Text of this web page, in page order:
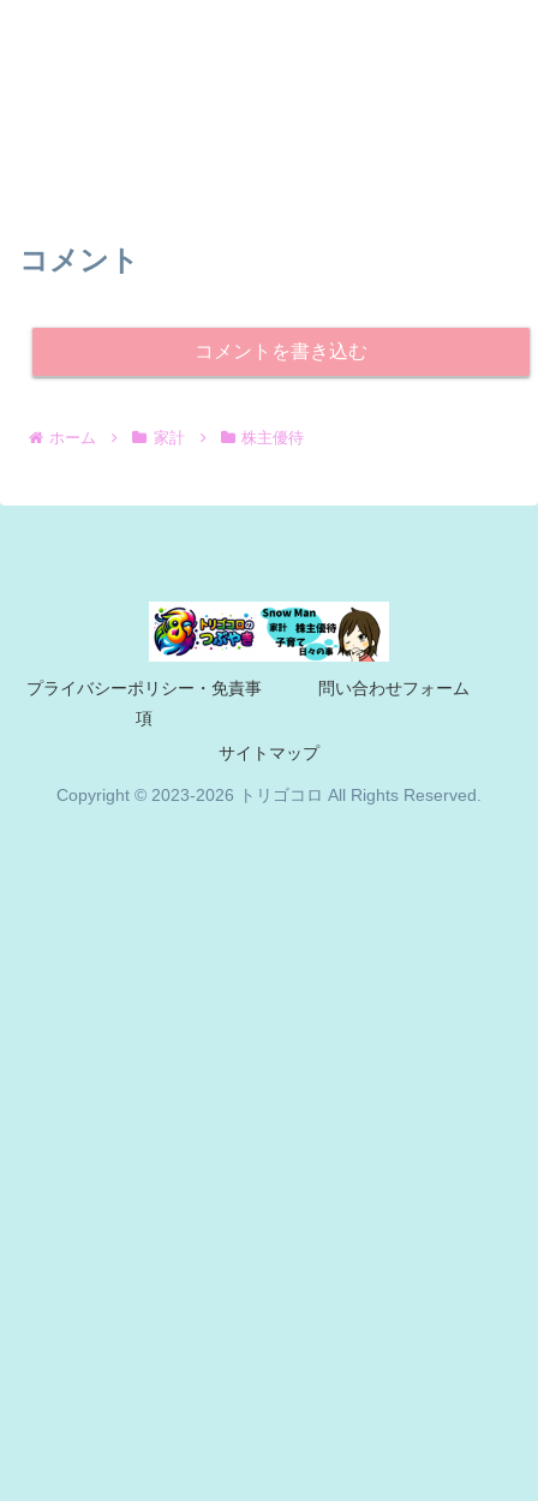
コメント
コメントを書き込む
ホーム 家計 株主優待
プライバシーポリシー・免責事
項
問い合わせフォーム
サイトマップ
Copyright © 2023-2026 トリゴコロ All Rights Reserved.